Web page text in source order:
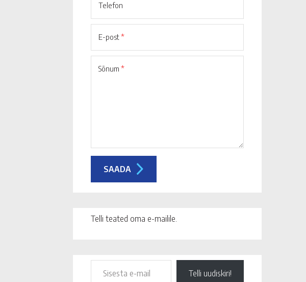
Telefon
E-post*
Sõnum *
Telli teated oma e-mailile.
Telli uudiskiri!